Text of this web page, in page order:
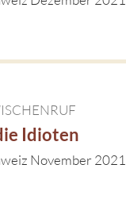
Idioten
November 2021